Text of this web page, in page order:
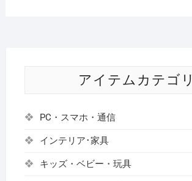
アイテムカテゴリ
PC・スマホ・通信
インテリア･家具
キッズ・ベビー・玩具